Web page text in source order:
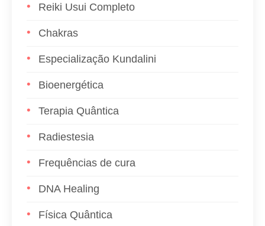
Reiki Usui Completo
Chakras
Especialização Kundalini
Bioenergética
Terapia Quântica
Radiestesia
Frequências de cura
DNA Healing
Física Quântica